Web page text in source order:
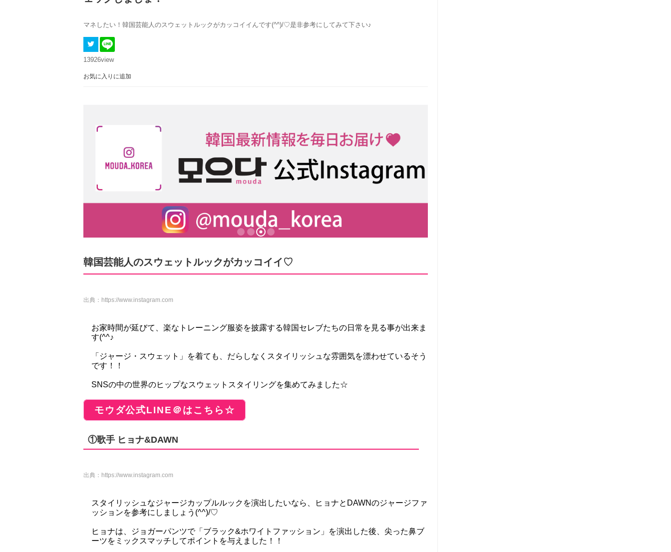
マネしたい！韓国芸能人のスウェットルックがカッコイイんです(^^)/♡是非参考にしてみて下さい♪
13926view
お気に入りに追加
韓国芸能人のスウェットルックがカッコイイ♡
出典： https://www.instagram.com
お家時間が延びて、楽なトレーニング服姿を披露する韓国セレブたちの日常を見る事が出来ま
す(^^♪
「ジャージ・スウェット」を着ても、だらしなくスタイリッシュな雰囲気を漂わせているそう
です！！
SNSの中の世界のヒップなスウェットスタイリングを集めてみました☆
モウダ公式LINE＠はこちら☆
①歌手 ヒョナ&DAWN
出典： https://www.instagram.com
スタイリッシュなジャージカップルルックを演出したいなら、ヒョナとDAWNのジャージファ
ッションを参考にしましょう(^^)/♡
ヒョナは、ジョガーパンツで「ブラック&ホワイトファッション」を演出した後、尖った鼻ブ
ーツをミックスマッチしてポイントを与えました！！